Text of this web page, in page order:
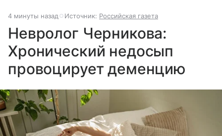
4 минуты назад Источник: Российская газета
Невролог Черникова:
Хронический недосып
провоцирует деменцию